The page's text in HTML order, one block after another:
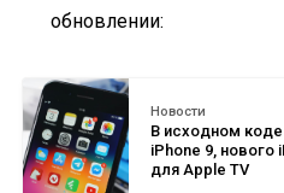
обновлении:
Новости
В исходном коде
iPhone 9, нового
для Apple TV